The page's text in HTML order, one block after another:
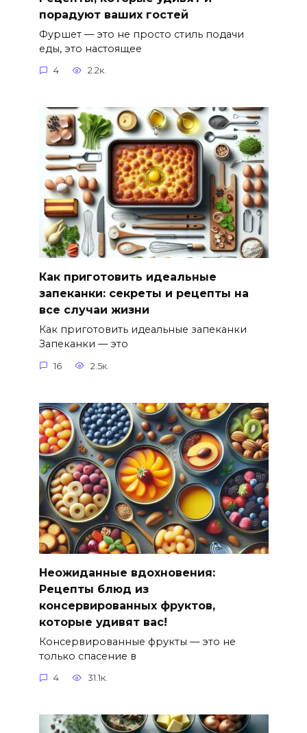
порадуют ваших гостей
Фуршет — это не просто стиль подачи
еды, это настоящее
4 2.2к.
Как приготовить идеальные
запеканки: секреты и рецепты на
все случаи жизни
Как приготовить идеальные запеканки
Запеканки — это
16 2.5к.
Неожиданные вдохновения:
Рецепты блюд из
консервированных фруктов,
которые удивят вас!
Консервированные фрукты — это не
только спасение в
4 31.1к.